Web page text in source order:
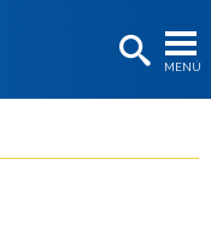
MENÚ